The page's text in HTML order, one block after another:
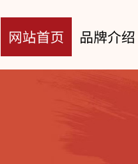
网站首页 品牌介绍